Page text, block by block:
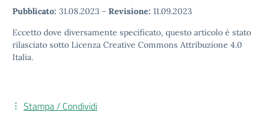
Pubblicato: 31.08.2023 - Revisione: 11.09.2023
Eccetto dove diversamente specificato, questo articolo è stato
rilasciato sotto Licenza Creative Commons Attribuzione 4.0
Italia.
Stampa / Condividi